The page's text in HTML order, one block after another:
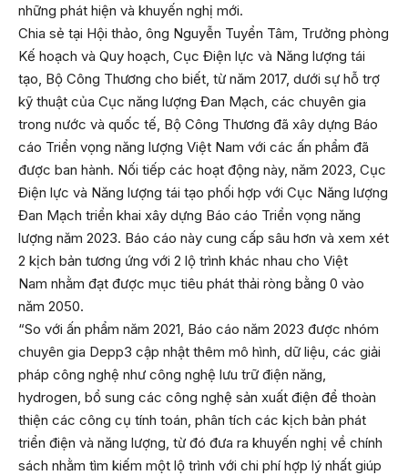
những phát hiện và khuyến nghị mới.
Chia sẻ tại Hội thảo, ông Nguyễn Tuyển Tâm, Trưởng phòng
Kế hoạch và Quy hoạch, Cục Điện lực và Năng lượng tái
tạo, Bộ Công Thương cho biết, từ năm 2017, dưới sự hỗ trợ
kỹ thuật của Cục năng lượng Đan Mạch, các chuyên gia
trong nước và quốc tế, Bộ Công Thương đã xây dựng Báo
cáo Triển vọng năng lượng Việt Nam với các ấn phẩm đã
được ban hành. Nối tiếp các hoạt động này, năm 2023, Cục
Điện lực và Năng lượng tái tạo phối hợp với Cục Năng lượng
Đan Mạch triển khai xây dựng Báo cáo Triển vọng năng
lượng năm 2023. Báo cáo này cung cấp sâu hơn và xem xét
2 kịch bản tương ứng với 2 lộ trình khác nhau cho Việt
Nam nhằm đạt được mục tiêu phát thải ròng bằng 0 vào
năm 2050.
“So với ấn phẩm năm 2021, Báo cáo năm 2023 được nhóm
chuyên gia Depp3 cập nhật thêm mô hình, dữ liệu, các giải
pháp công nghệ như công nghệ lưu trữ điện năng,
hydrogen, bổ sung các công nghệ sản xuất điện để thoàn
thiện các công cụ tính toán, phân tích các kịch bản phát
triển điện và năng lượng, từ đó đưa ra khuyến nghị về chính
sách nhằm tìm kiếm một lộ trình với chi phí hợp lý nhất giúp